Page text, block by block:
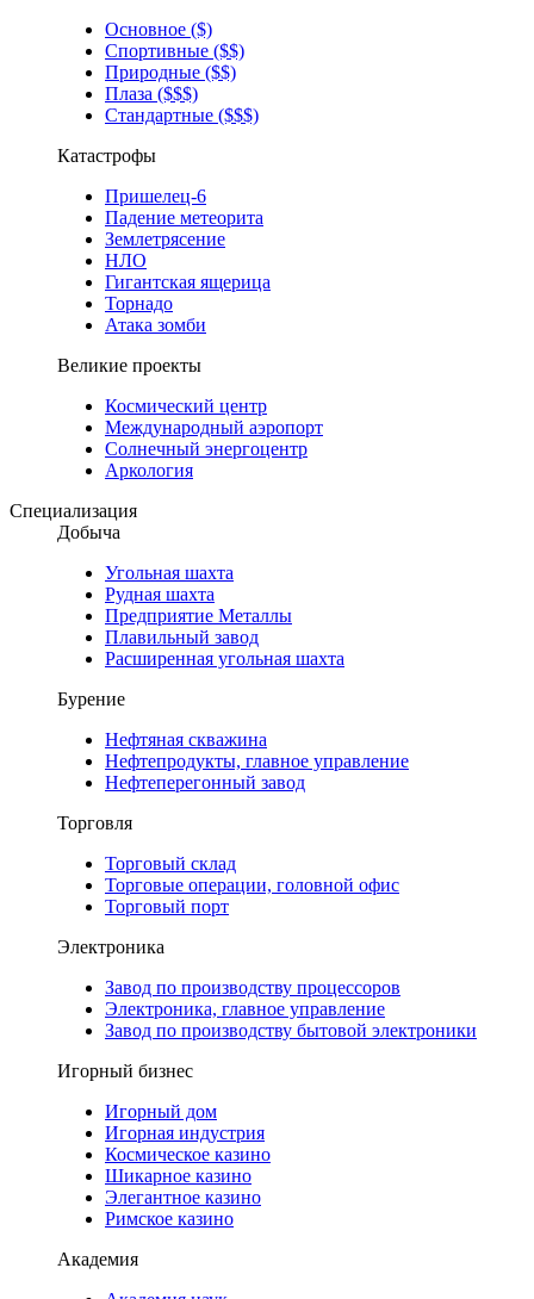
Основное ($)
Спортивные ($$)
Природные ($$)
Плаза ($$$)
Стандартные ($$$)
Катастрофы
Пришелец-6
Падение метеорита
Землетрясение
НЛО
Гигантская ящерица
Торнадо
Атака зомби
Великие проекты
Космический центр
Международный аэропорт
Солнечный энергоцентр
Аркология
Специализация
Добыча
Угольная шахта
Рудная шахта
Предприятие Металлы
Плавильный завод
Расширенная угольная шахта
Бурение
Нефтяная скважина
Нефтепродукты, главное управление
Нефтеперегонный завод
Торговля
Торговый склад
Торговые операции, головной офис
Торговый порт
Электроника
Завод по производству процессоров
Электроника, главное управление
Завод по производству бытовой электроники
Игорный бизнес
Игорный дом
Игорная индустрия
Космическое казино
Шикарное казино
Элегантное казино
Римское казино
Академия